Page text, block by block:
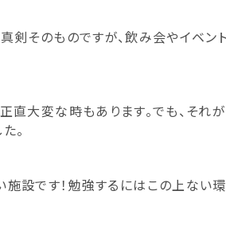
そのものですが、飲み会やイベン
直大変な時もあります。でも、それ
。
設です！勉強するにはこの上ない